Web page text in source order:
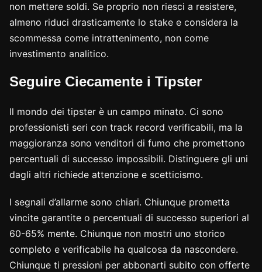
non mettere soldi. Se proprio non riesci a resistere,
almeno riduci drasticamente lo stake e considera la
scommessa come intrattenimento, non come
investimento analitico.
Seguire Ciecamente i Tipster
Il mondo dei tipster è un campo minato. Ci sono
professionisti seri con track record verificabili, ma la
maggioranza sono venditori di fumo che promettono
percentuali di successo impossibili. Distinguere gli uni
dagli altri richiede attenzione e scetticismo.
I segnali d’allarme sono chiari. Chiunque prometta
vincite garantite o percentuali di successo superiori al
60-65% mente. Chiunque non mostri uno storico
completo e verificabile ha qualcosa da nascondere.
Chiunque ti pressioni per abbonarti subito con offerte